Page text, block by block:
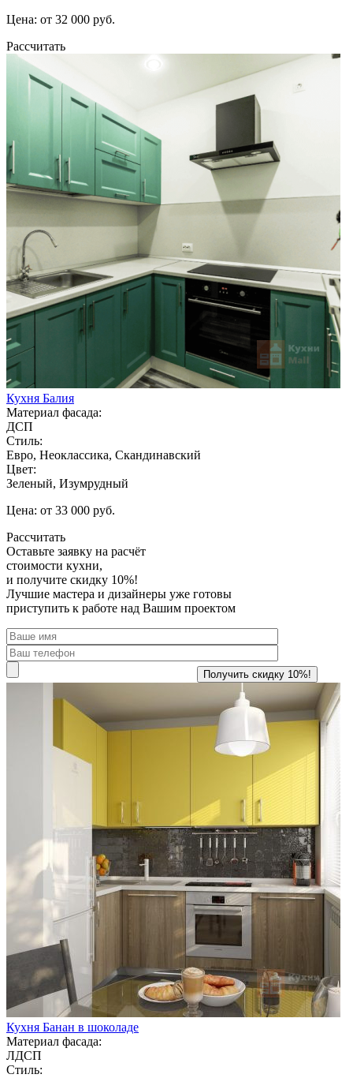
Цена: от 32 000 руб.
Рассчитать
Кухня Балия
Материал фасада:
ДСП
Стиль:
Евро, Неоклассика, Скандинавский
Цвет:
Зеленый, Изумрудный
Цена: от 33 000 руб.
Рассчитать
Оставьте заявку на расчёт
стоимости кухни,
и получите скидку 10%!
Лучшие мастера и дизайнеры уже готовы
приступить к работе над Вашим проектом
Кухня Банан в шоколаде
Материал фасада:
ЛДСП
Стиль: